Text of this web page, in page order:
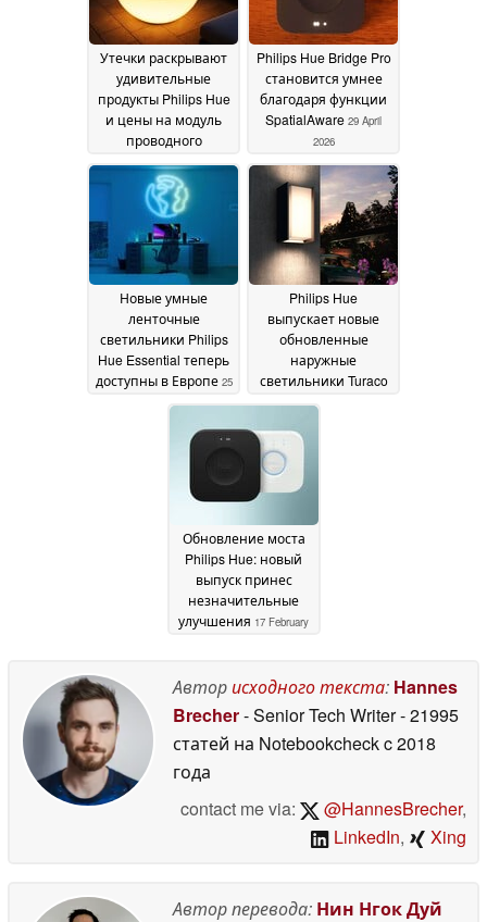
Утечки раскрывают
удивительные
продукты Philips Hue
и цены на модуль
проводного
выключателя
2026
Philips Hue Bridge Pro
становится умнее
благодаря функции
SpatialAware 29 April
2026
Новые умные
ленточные
светильники Philips
Hue Essential теперь
доступны в Европе 25
February 2026
Philips Hue
выпускает новые
обновленные
наружные
светильники Turaco
19 February 2026
Обновление моста
Philips Hue: новый
выпуск принес
незначительные
улучшения 17 February
Авторисходного текста: Hannes
Brecher- Senior Tech Writer- 21995
статей на Notebookcheckc 2018
года
contact me via:
@HannesBrecher,
LinkedIn, Xing
Автор перевода: Нин Нгок Дуй